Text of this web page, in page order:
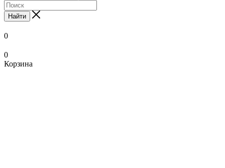
Найти
0
0
Корзина